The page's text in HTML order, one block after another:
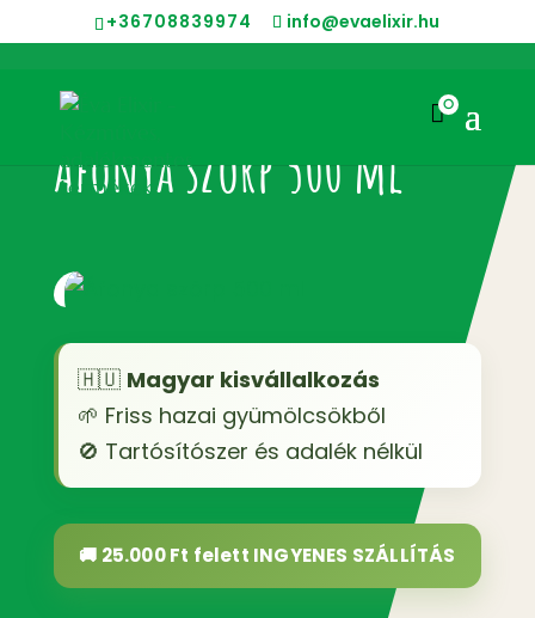
+36708839974 info@evaelixir.hu
0
Áfonya szörp 500 ml
🇭🇺 Magyar kisvállalkozás
🌱 Friss hazai gyümölcsökből
🚫 Tartósítószer és adalék nélkül
🚚 25.000 Ft felett INGYENES SZÁLLÍTÁS